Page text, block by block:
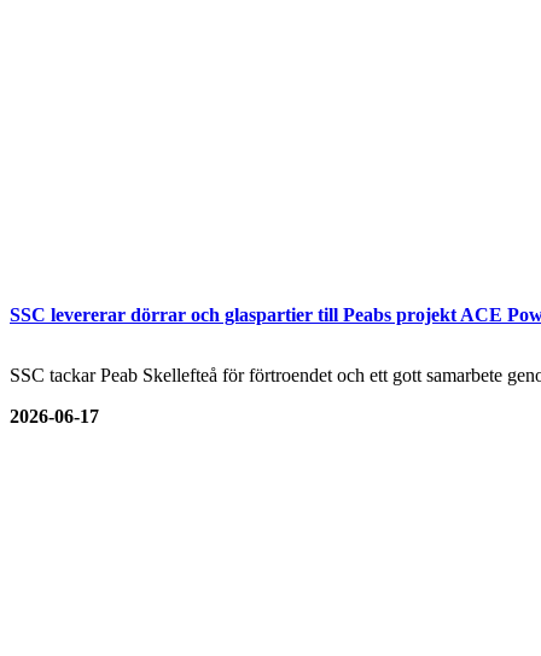
SSC levererar dörrar och glaspartier till Peabs projekt ACE
SSC tackar Peab Skellefteå för förtroendet och ett gott samarbete
2026-06-17